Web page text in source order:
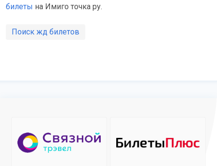
билеты на Имиго точка ру.
Поиск жд билетов